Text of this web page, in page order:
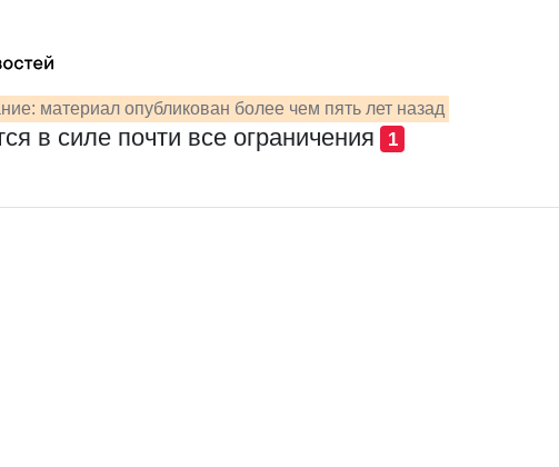
материал опубликован более чем пять лет назад
в силе почти все ограничения 1